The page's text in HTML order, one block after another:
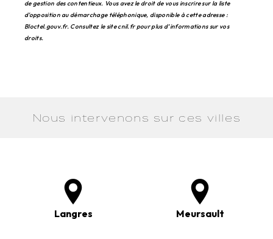
de gestion des contentieux. Vous avez le droit de vous inscrire sur la liste
d'opposition au démarchage téléphonique, disponible à cette adresse :
Bloctel.gouv.fr. Consultez le site cnil.fr pour plus d’informations sur vos
droits.
Nous intervenons sur ces villes
Langres Meursault